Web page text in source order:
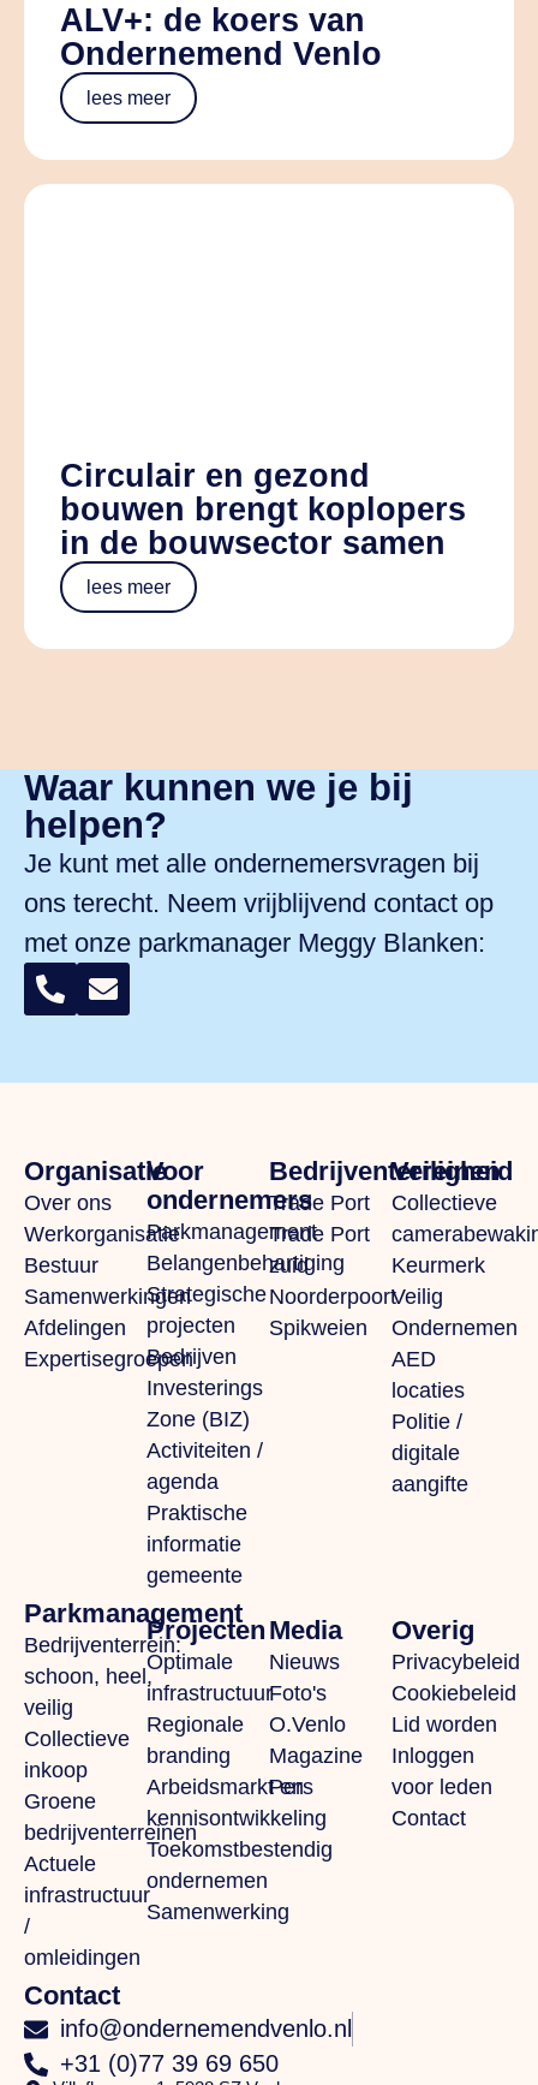
ALV+: de koers van
Ondernemend Venlo
lees meer
Circulair en gezond
bouwen brengt koplopers
in de bouwsector samen
lees meer
Waar kunnen we je bij
helpen?
Je kunt met alle ondernemersvragen bij
ons terecht. Neem vrijblijvend contact op
met onze parkmanager Meggy Blanken:
Organisatie
Over ons
Werkorganisatie
Bestuur
Samenwerkingen
Afdelingen
Expertisegroepen
Voor
ondernemers
Parkmanagement
Belangenbehartiging
Strategische
projecten
Bedrijven
Investerings
Zone (BIZ)
Activiteiten /
agenda
Praktische
informatie
gemeente
Bedrijventerreinen
Trade Port
Trade Port
zuid
Noorderpoort
Spikweien
Veiligheid
Collectieve
Keurmerk
Veilig
Ondernemen
AED
locaties
Politie /
digitale
aangifte
Parkmanagement
Bedrijventerrein:
schoon, heel,
veilig
Collectieve
inkoop
Groene
bedrijventerreinen
Actuele
infrastructuur
/
omleidingen
Projecten
Optimale
infrastructuur
Regionale
branding
Arbeidsmarkt en
kennisontwikkeling
Toekomstbestendig
ondernemen
Samenwerking
Media
Nieuws
Foto's
O.Venlo
Magazine
Pers
Overig
Privacybeleid
Cookiebeleid
Lid worden
Inloggen
voor leden
Contact
Contact
info@ondernemendvenlo.nl
+31 (0)77 39 69 650